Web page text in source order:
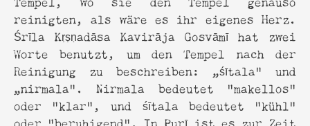
reinigten, als wäre es ihr eigenes Herz.
Śrīla Kṛṣṇadāsa Kavirāja Gosvāmī hat zwei
Worte benutzt, um den Tempel nach der
Reinigung zu beschreiben: „śītala“ und
„nirmala“. Nirmala bedeutet "makellos"
oder "klar", und śītala bedeutet "kühl"
oder "beruhigend". In Purī ist es zur Zeit